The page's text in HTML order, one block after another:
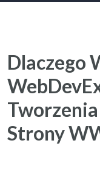
Dlaczego
Strony